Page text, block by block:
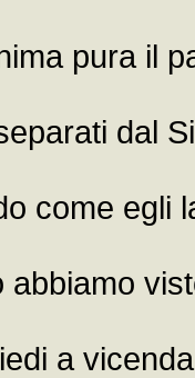
pura il
dal
egli
a